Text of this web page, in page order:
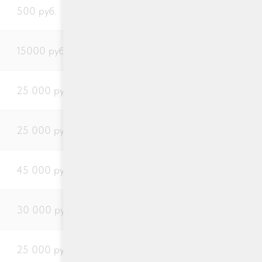
500 руб.
15000 руб.
25 000 руб.
25 000 руб.
45 000 руб.
30 000 руб.
25 000 руб.